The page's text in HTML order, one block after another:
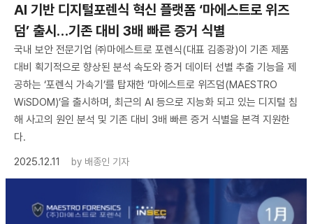
AI 기반 디지털포렌식 혁신 플랫폼 ‘마에스트로 위즈
덤’ 출시…기존 대비 3배 빠른 증거 식별
국내 보안 전문기업 ㈜마에스트로 포렌식(대표 김종광)이 기존 제품
대비 획기적으로 향상된 분석 속도와 증거 데이터 선별 추출 기능을 제
공하는 ‘포렌식 가속기’를 탑재한 ‘마에스트로 위즈덤(MAESTRO
WiSDOM)’을 출시하며, 최근의 AI 등으로 지능화 되고 있는 디지털 침
해 사고의 원인 분석 및 기존 대비 3배 빠른 증거 식별을 본격 지원한
다.
2025.12.11
by 배종인 기자